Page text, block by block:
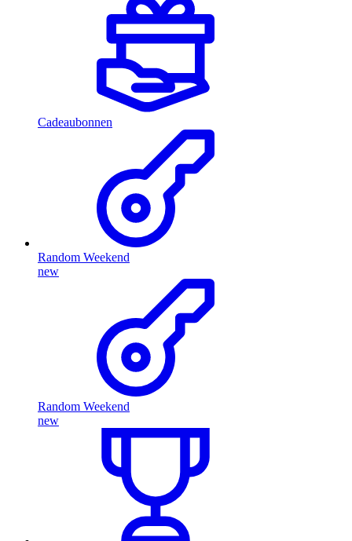
Cadeaubonnen
Random Weekend
new
Random Weekend
new